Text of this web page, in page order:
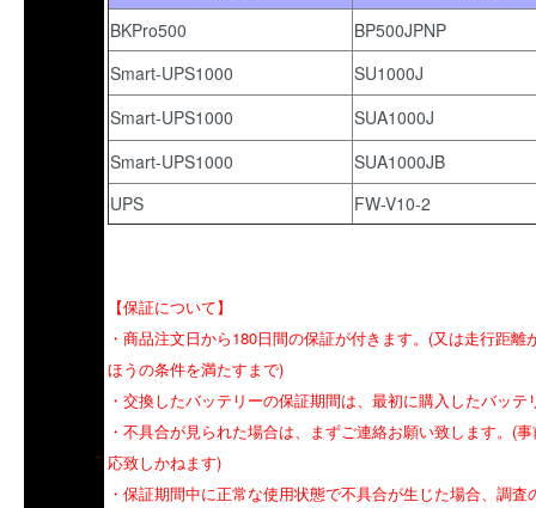
BKPro500
BP500JPNP
Smart-UPS1000
SU1000J
Smart-UPS1000
SUA1000J
Smart-UPS1000
SUA1000JB
UPS
FW-V10-2
【保証について】
・商品注文日から180日間の保証が付きます。(又は走行距
ほうの条件を満たすまで)
・交換したバッテリーの保証期間は、最初に購入したバッ
・不具合が見られた場合は、まずご連絡お願い致します。(
応致しかねます)
・保証期間中に正常な使用状態で不具合が生じた場合、調